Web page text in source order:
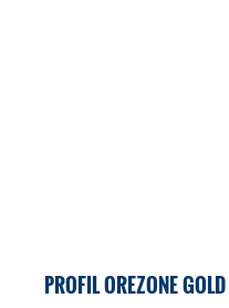
PROFIL OREZONE